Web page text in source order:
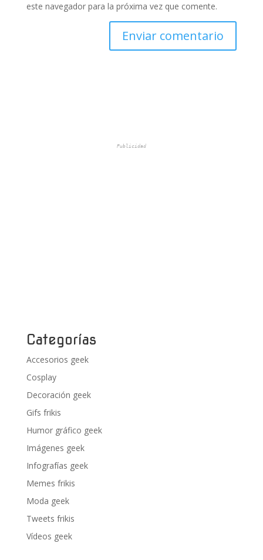
este navegador para la próxima vez que comente.
Publicidad
Categorías
Accesorios geek
Cosplay
Decoración geek
Gifs frikis
Humor gráfico geek
Imágenes geek
Infografías geek
Memes frikis
Moda geek
Tweets frikis
Vídeos geek